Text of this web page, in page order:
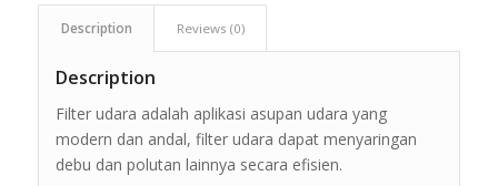
Description Reviews (0)
Description
Filter udara adalah aplikasi asupan udara yang
modern dan andal, filter udara dapat menyaringan
debu dan polutan lainnya secara efisien.